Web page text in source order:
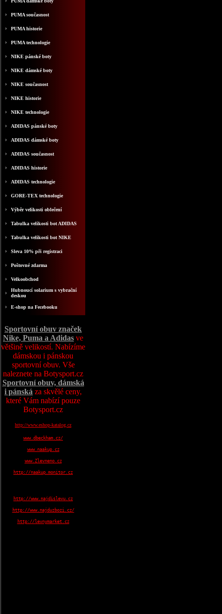
PUMA současnost
PUMA historie
PUMA technologie
NIKE pánské boty
NIKE dámské boty
NIKE současnost
NIKE historie
NIKE technologie
ADIDAS pánské boty
ADIDAS dámské boty
ADIDAS současnost
ADIDAS historie
ADIDAS technologie
GORE-TEX technologie
Výběr velikosti oblečení
Tabulka velikosti bot ADIDAS
Tabulka velikosti bot NIKE
Sleva 10% při registraci
Poštovné zdarma
Velkoobchod
Hubnoucí solarium s vybrační
deskou
E-shop na Fecebooku
Sportovní obuv značek
Nike, Puma a Adidas ve
většině velikostí. Nabízíme
dámskou i pánskou
sportovní obuv. Vše
naleznete na Botysport.cz
Sportovní obuv, dámská
i pánská za skvělé ceny,
které Vám nabízí pouze
Botysport.cz
http://www.eshop-katalog.cz
www.dbeckham.cz/
www.naakup.cz
www.Zlevneno.cz
http://naakup.monitor.cz
http://www.najdislevu.cz
http://www.najduzbozi.cz/
http://levnymarket.cz